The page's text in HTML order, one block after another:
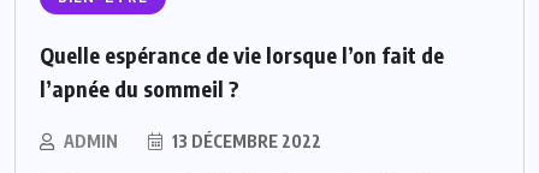
Quelle espérance de vie lorsque l’on fait de
l’apnée du sommeil ?
ADMIN 13 DÉCEMBRE 2022